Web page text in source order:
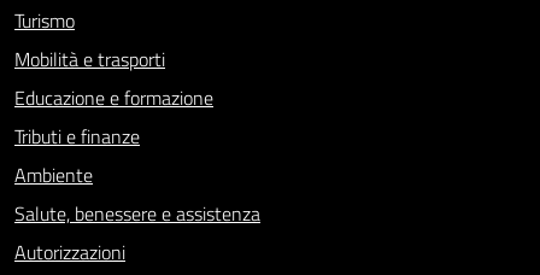
Turismo
Mobilità e trasporti
Educazione e formazione
Tributi e finanze
Ambiente
Salute, benessere e assistenza
Autorizzazioni